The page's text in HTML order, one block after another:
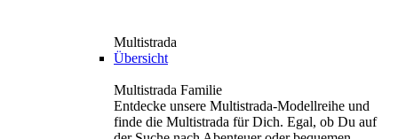
Multistrada
Übersicht
Multistrada Familie
Entdecke unsere Multistrada-Modellreihe und
finde die Multistrada für Dich. Egal, ob Du auf